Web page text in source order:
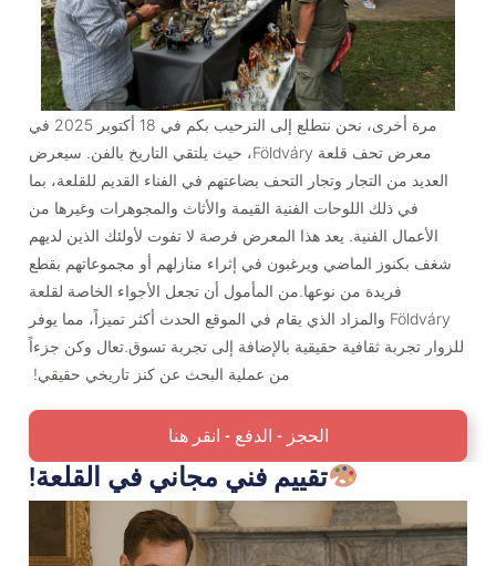
مرة أخرى، نحن نتطلع إلى الترحيب بكم في 18 أكتوبر 2025 في
معرض تحف قلعة Földváry، حيث يلتقي التاريخ بالفن. سيعرض
العديد من التجار وتجار التحف بضاعتهم في الفناء القديم للقلعة، بما
في ذلك اللوحات الفنية القيمة والأثاث والمجوهرات وغيرها من
الأعمال الفنية. يعد هذا المعرض فرصة لا تفوت لأولئك الذين لديهم
شغف بكنوز الماضي ويرغبون في إثراء منازلهم أو مجموعاتهم بقطع
فريدة من نوعها.من المأمول أن تجعل الأجواء الخاصة لقلعة
Földváry والمزاد الذي يقام في الموقع الحدث أكثر تميزاً، مما يوفر
للزوار تجربة ثقافية حقيقية بالإضافة إلى تجربة تسوق.تعال وكن جزءاً
من عملية البحث عن كنز تاريخي حقيقي!
الحجز - الدفع - انقر هنا
تقييم فني مجاني في القلعة!